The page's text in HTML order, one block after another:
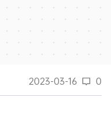
2023-03-16 0